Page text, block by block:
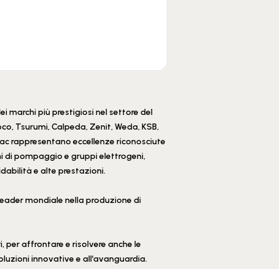
marchi più prestigiosi nel settore del
Tsurumi, Calpeda, Zenit, Weda, KSB,
rappresentano eccellenze riconosciute
di pompaggio e gruppi elettrogeni,
e alte prestazioni.
mondiale nella produzione di
per affrontare e risolvere anche le
innovative e all’avanguardia.